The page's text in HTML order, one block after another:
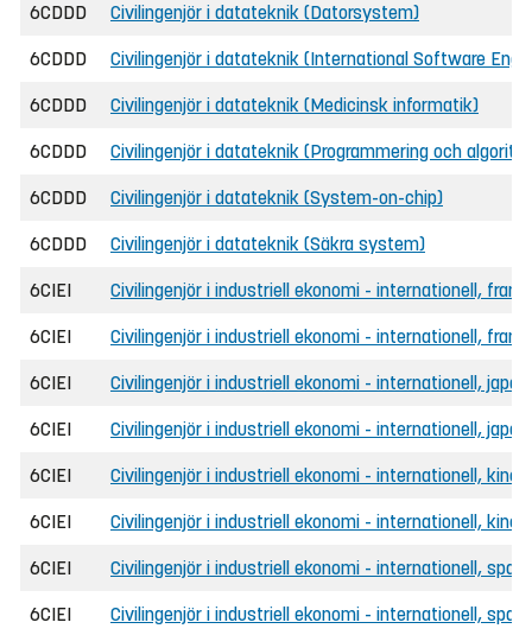
6CDDD Civilingenjör i datateknik (Datorsystem)
6CDDD Civilingenjör i datateknik (International Software
6CDDD Civilingenjör i datateknik (Medicinsk informatik)
6CDDD Civilingenjör i datateknik (Programmering och
6CDDD Civilingenjör i datateknik (System-on-chip)
6CDDD Civilingenjör i datateknik (Säkra system)
6CIEI Civilingenjör i industriell ekonomi - internationell,
6CIEI Civilingenjör i industriell ekonomi - internationell,
6CIEI Civilingenjör i industriell ekonomi - internationell,
6CIEI Civilingenjör i industriell ekonomi - internationell,
6CIEI Civilingenjör i industriell ekonomi - internationell,
6CIEI Civilingenjör i industriell ekonomi - internationell,
6CIEI Civilingenjör i industriell ekonomi - internationell,
6CIEI Civilingenjör i industriell ekonomi - internationell,